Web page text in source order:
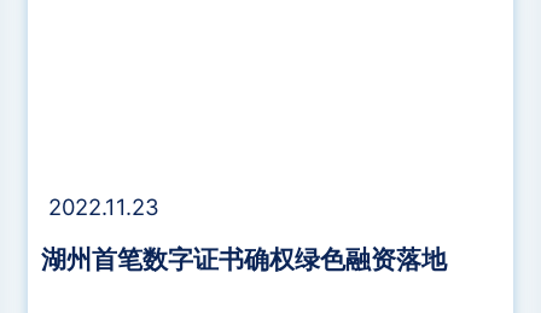
2022.11.23
湖州首笔数字证书确权绿色融资落地